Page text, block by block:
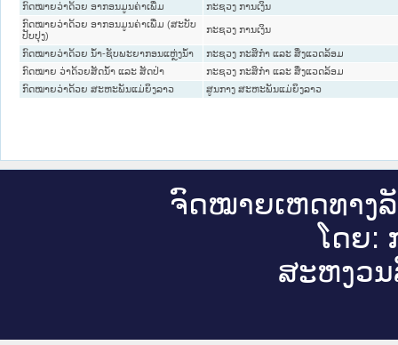
ກົດໝາຍວ່າດ້ວຍ ອາກອນມູນຄ່າເພີ່ມ
ກະຊວງ ການເງິນ
ກົດໝາຍວ່າດ້ວຍ ອາກອນມູນຄ່າເພີ່ມ (ສະບັບ
ປັບປຸງ)
ກະຊວງ ການເງິນ
ກົດໝາຍວ່າດ້ວຍ ນ້ຳ-ຊັບພະຍາກອນແຫຼ່ງນ້ຳ
ກະຊວງ ກະສິກຳ ແລະ ສິ່ງແວດລ້ອມ
ກົດໝາຍ ວ່າດ້ວຍສັດນ້ຳ ແລະ ສັດປ່າ
ກະຊວງ ກະສິກຳ ແລະ ສິ່ງແວດລ້ອມ
ກົດໝາຍວ່າດ້ວຍ ສະຫະພັນແມ່ຍິງລາວ
ສູນກາງ ສະຫະພັນແມ່ຍິງລາວ
ຈົດ​ໝາຍ​ເຫດ​ທາງ​
ໂດຍ:
ສະ​ຫງວນ​